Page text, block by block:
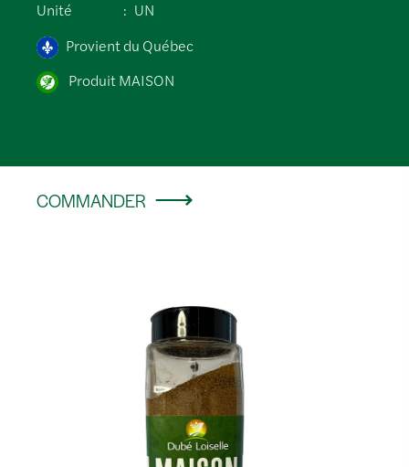
Unité
UN
Provient du Québec
Produit MAISON
COMMANDER